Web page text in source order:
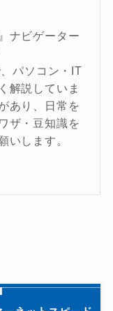
ナビゲーター
パソコン・IT
解説していま
あり、日常を
ザ・豆知識を
いします。